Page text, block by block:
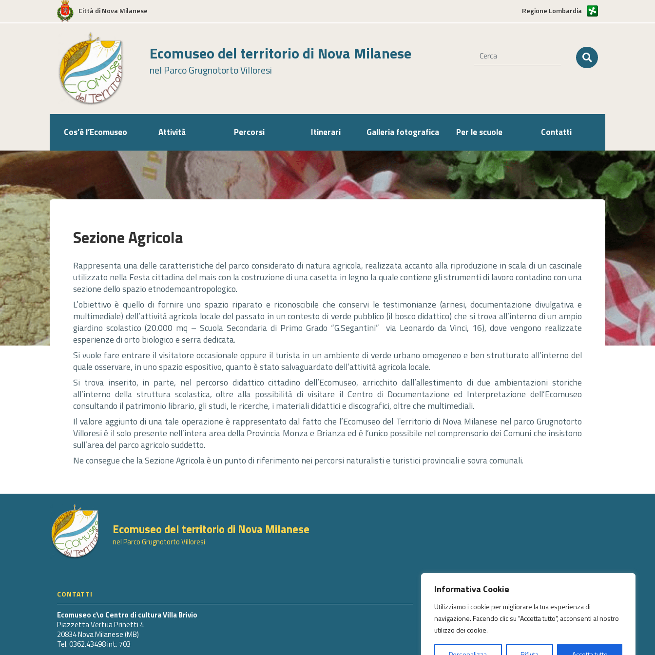
Informativa Cookie
Utilizziamo i cookie per migliorare la tua esperienza di
navigazione. Facendo clic su "Accetta tutto", acconsenti al nostro
utilizzo dei cookie.
Città di Nova Milanese Regione Lombardia
Ecomuseo del territorio di Nova Milanese
nel Parco Grugnotorto Villoresi
Cos’è l’Ecomuseo Attività Percorsi Itinerari Galleria fotografica Per le scuole Contatti
Sezione Agricola
Rappresenta una delle caratteristiche del parco considerato di natura agricola, realizzata accanto alla riproduzione in scala di un cascinale
utilizzato nella Festa cittadina del mais con la costruzione di una casetta in legno la quale contiene gli strumenti di lavoro contadino con una
sezione dello spazio etnodemoantropologico.
L’obiettivo è quello di fornire uno spazio riparato e riconoscibile che conservi le testimonianze (arnesi, documentazione divulgativa e
multimediale) dell’attività agricola locale del passato in un contesto di verde pubblico (il bosco didattico) che si trova all’interno di un ampio
giardino scolastico (20.000 mq – Scuola Secondaria di Primo Grado “G.Segantini” via Leonardo da Vinci, 16), dove vengono realizzate
esperienze di orto biologico e serra dedicata.
Si vuole fare entrare il visitatore occasionale oppure il turista in un ambiente di verde urbano omogeneo e ben strutturato all’interno del
quale osservare, in uno spazio espositivo, quanto è stato salvaguardato dell’attività agricola locale.
Si trova inserito, in parte, nel percorso didattico cittadino dell’Ecomuseo, arricchito dall’allestimento di due ambientazioni storiche
all’interno della struttura scolastica, oltre alla possibilità di visitare il Centro di Documentazione ed Interpretazione dell’Ecomuseo
consultando il patrimonio librario, gli studi, le ricerche, i materiali didattici e discografici, oltre che multimediali.
Il valore aggiunto di una tale operazione è rappresentato dal fatto che l’Ecomuseo del Territorio di Nova Milanese nel parco Grugnotorto
Villoresi è il solo presente nell’intera area della Provincia Monza e Brianza ed è l’unico possibile nel comprensorio dei Comuni che insistono
sull’area del parco agricolo suddetto.
Ne consegue che la Sezione Agricola è un punto di riferimento nei percorsi naturalisti e turistici provinciali e sovra comunali.
Ecomuseo del territorio di Nova Milanese
nel Parco Grugnotorto Villoresi
CONTATTI
Ecomuseo c\o Centro di cultura Villa Brivio
Piazzetta Vertua Prinetti 4
20834 Nova Milanese (MB)
Tel. 0362.43498 int. 703
SEGUICI SU